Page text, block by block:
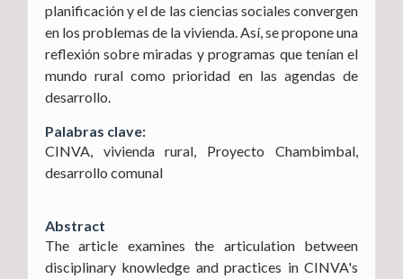
planificación y el de las ciencias sociales convergen
en los problemas de la vivienda. Así, se propone una
reflexión sobre miradas y programas que tenían el
mundo rural como prioridad en las agendas de
desarrollo.
Palabras clave:
CINVA, vivienda rural, Proyecto Chambimbal,
desarrollo comunal
Abstract
The article examines the articulation between
disciplinary knowledge and practices in CINVA's